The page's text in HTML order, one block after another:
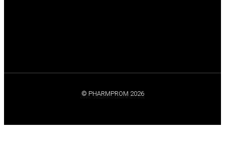
© PHARMPROM 2026